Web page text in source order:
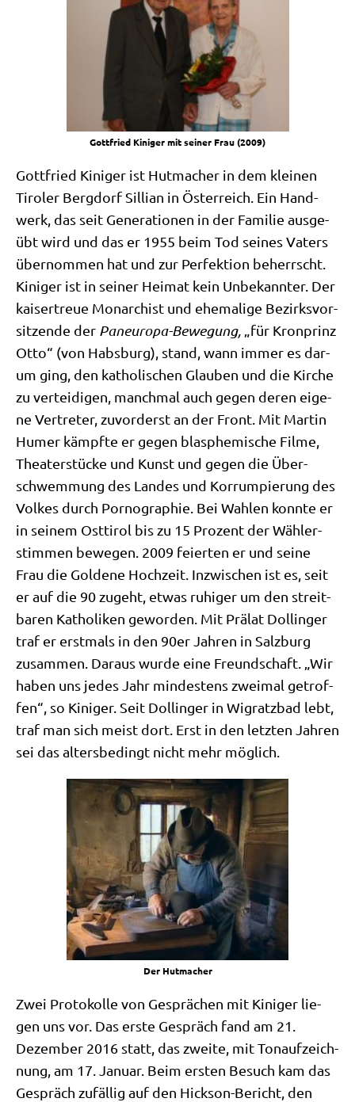
Gott­fried Kini­ger mit sei­ner Frau (2009)
Gott­fried Kini­ger ist Hut­ma­cher in dem klei­nen
Tiro­ler Berg­dorf Sil­li­an in Öster­reich. Ein Hand­
werk, das seit Gene­ra­tio­nen in der Fami­lie aus­ge­
übt wird und das er 1955 beim Tod sei­nes Vaters
über­nom­men hat und zur Per­fek­ti­on beherrscht.
Kini­ger ist in sei­ner Hei­mat kein Unbe­kann­ter. Der
kai­ser­treue Mon­ar­chist und ehe­ma­li­ge Bezirks­vor­
sit­zen­de der Pan­eu­ro­pa-Bewe­gung,
„für Kron­prinz
Otto“ (von Habs­burg), stand, wann immer es dar­
um ging, den katho­li­schen Glau­ben und die Kir­che
zu ver­tei­di­gen, manch­mal auch gegen deren eige­
ne Ver­tre­ter, zuvor­derst an der Front. Mit Mar­tin
Humer kämpf­te er gegen blas­phe­mi­sche Fil­me,
Thea­ter­stücke und Kunst und gegen die Über­
schwem­mung des Lan­des und Kor­rum­pie­rung des
Vol­kes durch Por­no­gra­phie. Bei Wah­len konn­te er
in sei­nem Ost­ti­rol bis zu 15 Pro­zent der Wäh­ler­
stim­men bewe­gen. 2009 fei­er­ten er und sei­ne
Frau die Gol­de­ne Hoch­zeit. Inzwi­schen ist es, seit
er auf die 90 zugeht, etwas ruhi­ger um den streit­
ba­ren Katho­li­ken gewor­den. Mit Prä­lat Dol­lin­ger
traf er erst­mals in den 90er Jah­ren in Salz­burg
zusam­men. Dar­aus wur­de eine Freund­schaft. „Wir
haben uns jedes Jahr min­de­stens zwei­mal getrof­
fen“, so Kini­ger. Seit Dol­lin­ger in Wigratz­bad lebt,
traf man sich meist dort. Erst in den letz­ten Jah­ren
sei das alters­be­dingt nicht mehr möglich.
Der Hut­ma­cher
Zwei Pro­to­kol­le von Gesprä­chen mit Kini­ger lie­
gen uns vor. Das erste Gespräch fand am 21.
Dezem­ber 2016 statt, das zwei­te, mit Ton­auf­zeich­
nung, am 17. Janu­ar. Beim ersten Besuch kam das
Gespräch zufäl­lig auf den Hick­son-Bericht, den